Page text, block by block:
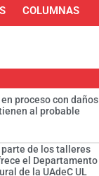
COLUMNAS
proceso con daños
al probable
de los talleres
el Departamento
de la UAdeC UL